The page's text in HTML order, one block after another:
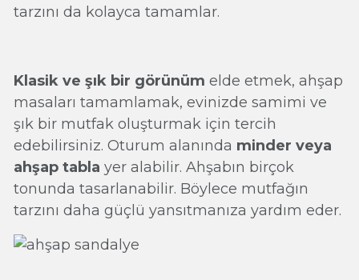
tarzını da kolayca tamamlar.
Klasik ve şık bir görünüm elde etmek, ahşap
masaları tamamlamak, evinizde samimi ve
şık bir mutfak oluşturmak için tercih
edebilirsiniz. Oturum alanında minder veya
ahşap tabla yer alabilir. Ahşabın birçok
tonunda tasarlanabilir. Böylece mutfağın
tarzını daha güçlü yansıtmanıza yardım eder.